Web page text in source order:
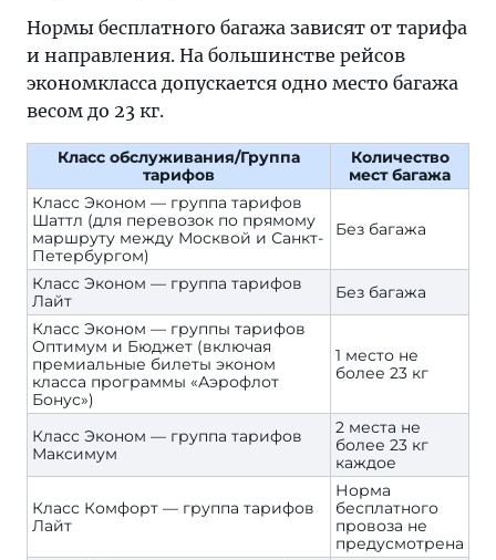
Нормы бесплатного багажа зависят от тарифа
и направления. На большинстве рейсов
экономкласса допускается одно место багажа
весом до 23 кг.
Класс обслуживания/Группа
тарифов
Количество
мест багажа
Класс Эконом — группа тарифов
Шаттл (для перевозок по прямому
маршруту между Москвой и Санкт-
Петербургом)
Без багажа
Класс Эконом — группа тарифов
Лайт
Без багажа
Класс Эконом — группы тарифов
Оптимум и Бюджет (включая
премиальные билеты эконом
класса программы «Аэрофлот
Бонус»)
1 место не
более 23 кг
Класс Эконом — группа тарифов
Максимум
2 места не
более 23 кг
каждое
Класс Комфорт — группа тарифов
Лайт
Норма
бесплатного
провоза не
предусмотрена